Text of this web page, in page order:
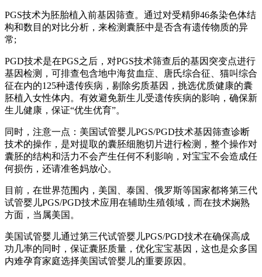
PGS技术为胚胎植入前基因筛查。通过对受精卵46条染色体结
构和数目的对比分析，来检测囊胚中是否含有遗传物质的异
常;
PGD技术是在PGS之后，对PGS技术筛查后的基因突变点进行
基因检测，可排查包含地中海贫血症、唐氏综合征、猫叫综合
征在内的125种遗传疾病，剔除劣质基因，挑选优质健康的囊
胚植入女性体内。有效避免新生儿受遗传疾病的影响，确保新
生儿健康，保证“优生优育”。
同时，注意一点：美国试管婴儿PGS/PGD技术基因筛查诊断
技术的操作，是对提取的囊胚细胞切片进行检测，整个操作对
囊胚的结构和活力不会产生任何不利影响，对宝宝不会造成任
何损伤，还请准爸妈放心。
目前，在世界范围内，美国、泰国、俄罗斯等国家都将第三代
试管婴儿PGS/PGD技术应用在辅助生殖领域，而在技术娴熟
方面，当属美国。
美国试管婴儿通过第三代试管婴儿PGS/PGD技术在确保高成
功几率的同时，保证囊胚质量，优化宝宝基因，这也是众多国
内难孕育家庭选择美国试管婴儿的重要原因。